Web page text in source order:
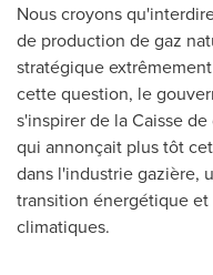
Nous croyons
de production de gaz
stratégique
cette question, le
s'inspirer de la Caisse
qui annonçait plus tôt
dans l'industrie gazière,
transition énergétique
climatiques.